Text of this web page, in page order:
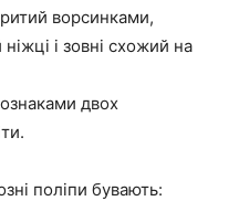
ворсинками,
і зовні схожий на
двох
поліпи бувають: